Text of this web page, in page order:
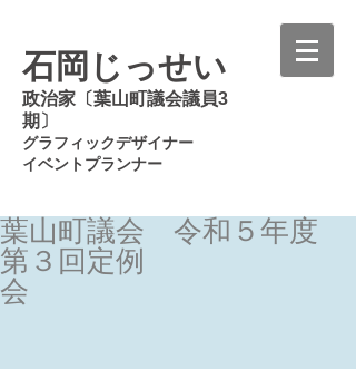
石岡じっせい
政治家〔葉山町議会議員3
期〕
グラフィックデザイナー
イベントプランナー
葉山町議会 令和５年度
第３回定例
会